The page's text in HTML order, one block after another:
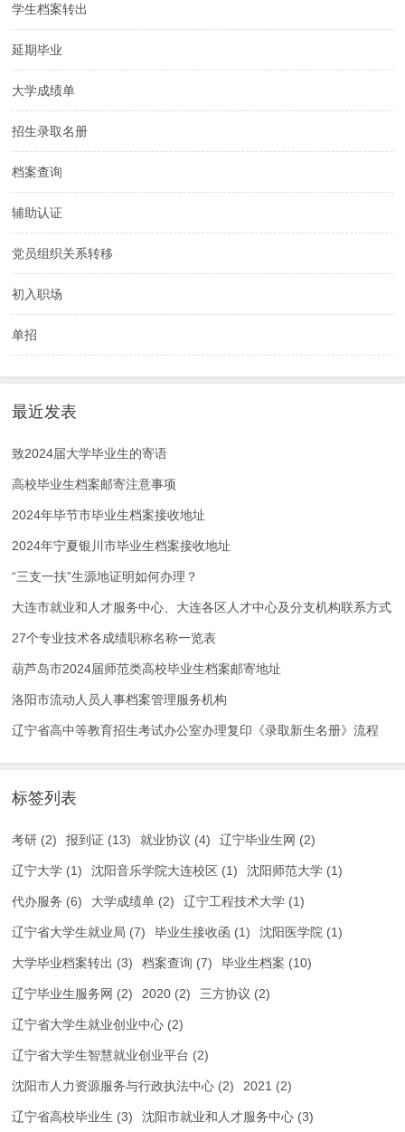
学生档案转出
延期毕业
大学成绩单
招生录取名册
档案查询
辅助认证
党员组织关系转移
初入职场
单招
最近发表
致2024届大学毕业生的寄语
高校毕业生档案邮寄注意事项
2024年毕节市毕业生档案接收地址
2024年宁夏银川市毕业生档案接收地址
“三支一扶”生源地证明如何办理？
大连市就业和人才服务中心、大连各区人才中心及分支机构联系方式
27个专业技术各成绩职称名称一览表
葫芦岛市2024届师范类高校毕业生档案邮寄地址
洛阳市流动人员人事档案管理服务机构
辽宁省高中等教育招生考试办公室办理复印《录取新生名册》流程
标签列表
考研 (2) 报到证 (13) 就业协议 (4) 辽宁毕业生网 (2)
辽宁大学 (1) 沈阳音乐学院大连校区 (1) 沈阳师范大学 (1)
代办服务 (6) 大学成绩单 (2) 辽宁工程技术大学 (1)
辽宁省大学生就业局 (7) 毕业生接收函 (1) 沈阳医学院 (1)
大学毕业档案转出 (3) 档案查询 (7) 毕业生档案 (10)
辽宁毕业生服务网 (2) 2020 (2) 三方协议 (2)
辽宁省大学生就业创业中心 (2)
辽宁省大学生智慧就业创业平台 (2)
沈阳市人力资源服务与行政执法中心 (2) 2021 (2)
辽宁省高校毕业生 (3) 沈阳市就业和人才服务中心 (3)